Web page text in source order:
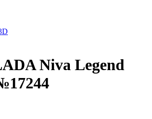
Niva Legend